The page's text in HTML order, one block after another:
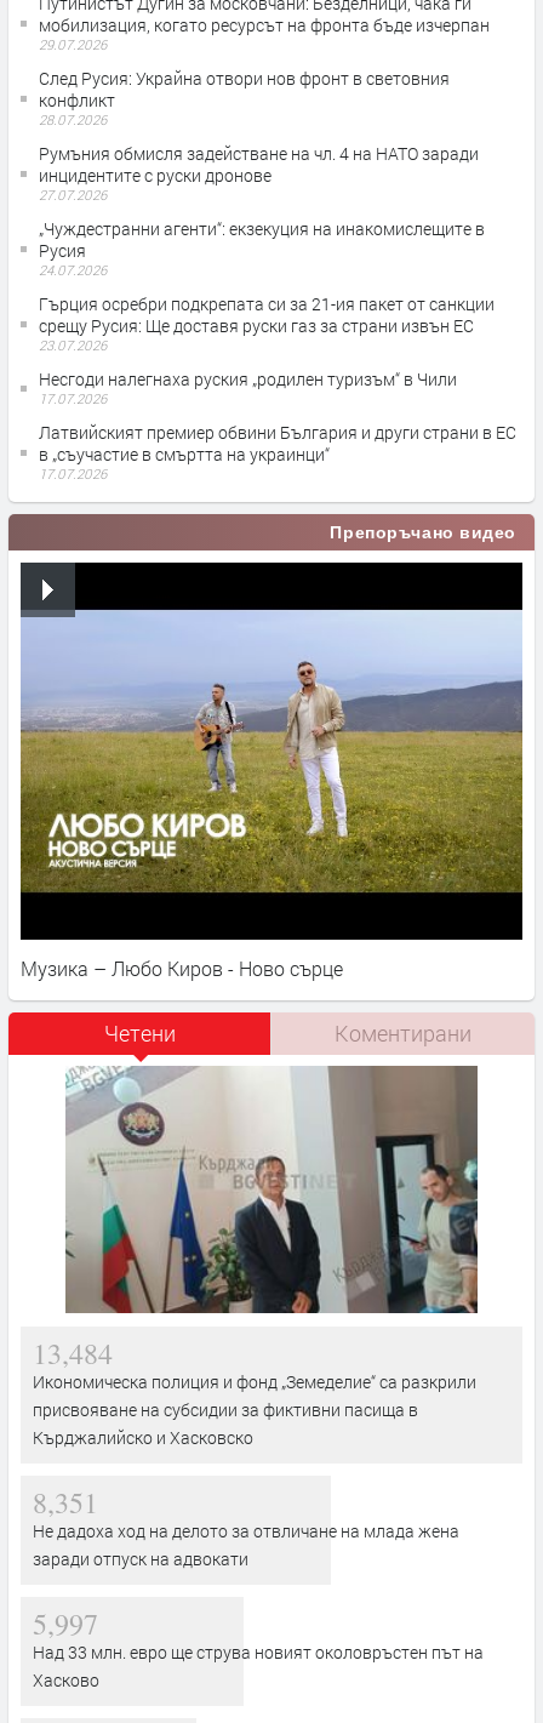
мобилизация, когато ресурсът на фронта бъде изчерпан
29.07.2026
След Русия: Украйна отвори нов фронт в световния
конфликт
28.07.2026
Румъния обмисля задействане на чл. 4 на НАТО заради
инцидентите с руски дронове
27.07.2026
„Чуждестранни агенти“: екзекуция на инакомислещите в
Русия
24.07.2026
Гърция осребри подкрепата си за 21-ия пакет от санкции
срещу Русия: Ще доставя руски газ за страни извън ЕС
23.07.2026
Несгоди налегнаха руския „родилен туризъм“ в Чили
17.07.2026
Латвийският премиер обвини България и други страни в ЕС
в „съучастие в смъртта на украинци“
17.07.2026
Препоръчано видео
Музика – Любо Киров - Ново сърце
Четени Коментирани
13,484
Икономическа полиция и фонд „Земеделие“ са разкрили
присвояване на субсидии за фиктивни пасища в
Кърджалийско и Хасковско
8,351
Не дадоха ход на делото за отвличане на млада жена
заради отпуск на адвокати
5,997
Над 33 млн. евро ще струва новият околовръстен път на
Хасково